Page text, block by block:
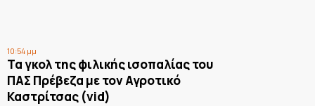
10:54 μμ
Τα γκολ της φιλικής ισοπαλίας του
ΠΑΣ Πρέβεζα με τον Αγροτικό
Καστρίτσας (vid)